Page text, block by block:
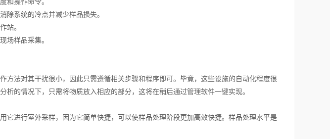
和操作命令。
系统的冷点并减少样品损失。
站。
样品采集。
法对其干扰很小，因此只需遵循相关步骤和程序即可。毕竟，这些设施的自动化程度很
析的情况下，只需将物质放入相应的部分，这将在稍后通过管理软件一键实现。
进行室外采样，因为它简单快捷，可以使样品处理阶段更加高效快捷。样品处理水平是